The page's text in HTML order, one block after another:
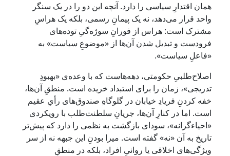
همان اقتدارِ سیاسی را دارد. آنچه این دو را در یک سنگر
واحد قرار می‌دهد، نه یک پیمانِ رسمی، بلکه یک هراسِ
مشترک است: هراس از فورانِ سوژه‌گیِ توده‌های
فرودست و تبدیل شدن آن‌ها از «موضوعِ سیاست» به
«فاعلِ سیاست».
اصلاح‌طلبیِ حکومتی، دهه‌هاست که با وعده‌ی «بهبودِ
تدریجی»، زمان را برای استبداد خریده است. منطقِ آن‌ها،
خفه کردنِ فریادِ خیابان در گلوگاهِ صندوق‌های رأیِ عقیم
است. اما در کنارِ آن‌ها، جریانِ سلطنت‌طلب با رویکردی
«احیاءگرانه»، سودای بازگشت به نظمی را دارد که پیش‌تر
تاریخ به آن «نه» گفته است. میرا بودنِ این جبهه نه از سر
ویژگی‌های اخلاقی یا روانیِ افراد، بلکه در منطقِ